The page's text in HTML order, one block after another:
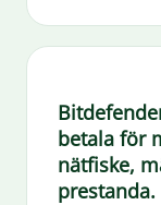
betala för
nätfiske,
prestanda.